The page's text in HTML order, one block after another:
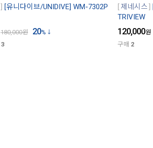
[유니다이브/UNIDIVE] WM-7302P
180,000원 20%
3
제네시스
TRIVIEW
120,000원
구매 2